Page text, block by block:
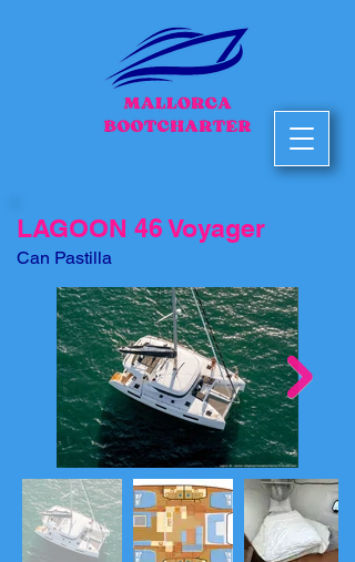
LAGOON 46 Voyager
Can Pastilla